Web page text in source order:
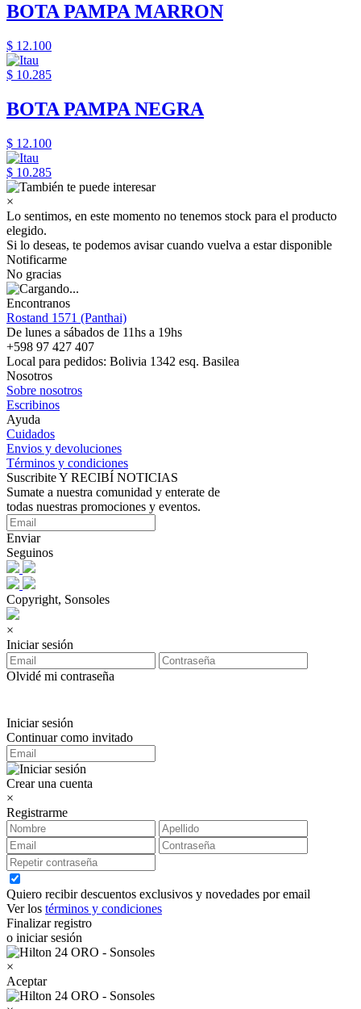
BOTA PAMPA MARRON
$ 12.100
$ 10.285
BOTA PAMPA NEGRA
$ 12.100
$ 10.285
×
Lo sentimos, en este momento no tenemos stock para el producto
elegido.
Si lo deseas, te podemos avisar cuando vuelva a estar disponible
Notificarme
No gracias
Encontranos
Rostand 1571 (Panthai)
De lunes a sábados de 11hs a 19hs
+598 97 427 407
Local para pedidos: Bolivia 1342 esq. Basilea
Nosotros
Sobre nosotros
Escribinos
Ayuda
Cuidados
Envios y devoluciones
Términos y condiciones
Suscribite Y RECIBÍ NOTICIAS
Sumate a nuestra comunidad y enterate de
todas nuestras promociones y eventos.
Enviar
Seguinos
Copyright, Sonsoles
×
Iniciar sesión
Olvidé mi contraseña
Iniciar sesión
Continuar como invitado
Crear una cuenta
×
Registrarme
Quiero recibir descuentos exclusivos y novedades por email
Ver los términos y condiciones
Finalizar registro
o iniciar sesión
×
Aceptar